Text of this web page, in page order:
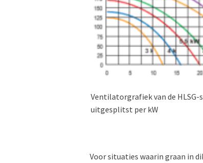
Ventilatorgrafiek van de
uitgesplitst per kW
Voor situaties waarin graan in